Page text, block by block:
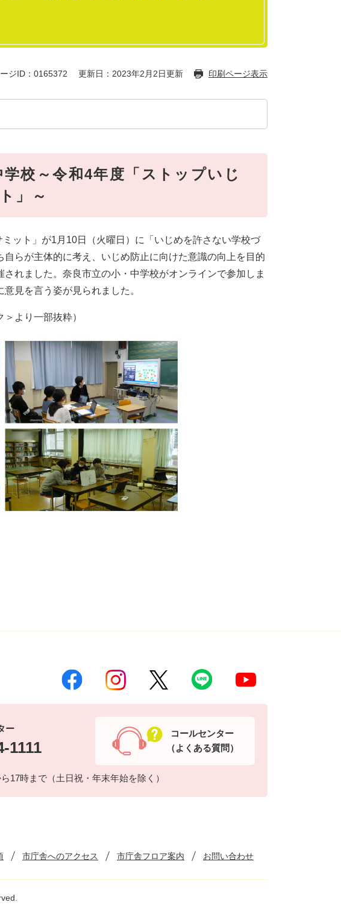
ジID：0165372 更新日：2023年2月2日更新 印刷ページ表示
学校～令和4年度「ストップいじ
」～
ット」が1月10日（火曜日）に「いじめを許さない学校づ
らが主体的に考え、いじめ防止に向けた意識の向上を目的
れました。奈良市立の小・中学校がオンラインで参加しま
見を言う姿が見られました。
＞ より一部抜粋）
ー
1111
17時まで（土日祝・年末年始を除く）
コールセンター
（よくある質問）
市庁舎へのアクセス 市庁舎フロア案内 お問い合わせ